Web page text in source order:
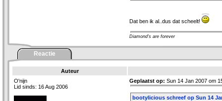
Dat ben ik al..dus dat scheelt!
Diamond's are forever
Reactie
Auteur
O'nijn
Lid sinds: 16 Aug 2006
Geplaatst op: Sun 14 Jan 2007 om
bootylicious schreef op Sun 14